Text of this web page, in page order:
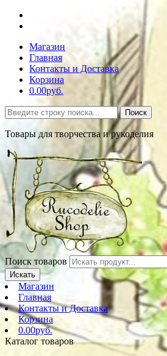
Магазин
Главная
Контакты и Доставка
Корзина
0.00руб.
Поиск
Товары для творчества и рукоделия
Поиск товаров
Искать
Магазин
Главная
Контакты и Доставка
Корзина
0.00руб.
Каталог товаров